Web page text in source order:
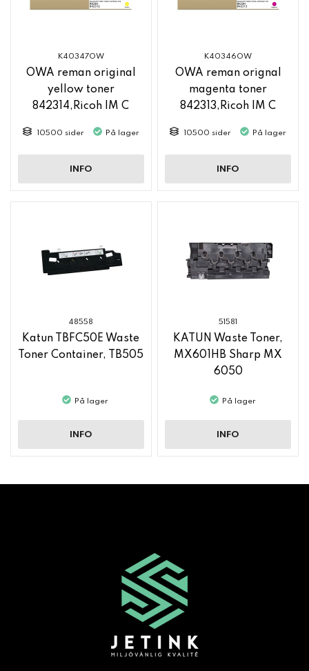
K40347OW
OWA reman original
yellow toner
842314,Ricoh IM C
10500 sider På lager
INFO
K40346OW
OWA reman orignal
magenta toner
842313,Ricoh IM C
10500 sider På lager
INFO
48558
Katun TBFC50E Waste
Toner Container, TB505
På lager
INFO
51581
KATUN Waste Toner,
MX601HB Sharp MX
6050
På lager
INFO